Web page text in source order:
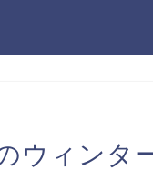
ウィンタ